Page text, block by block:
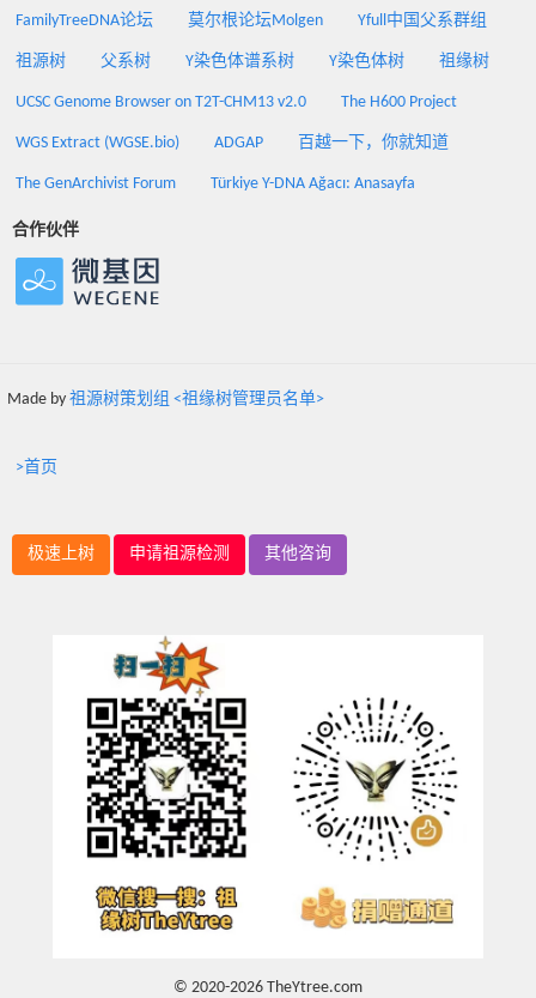
FamilyTreeDNA论坛 莫尔根论坛Molgen Yfull中国父系群组
祖源树 父系树 Y染色体谱系树 Y染色体树 祖缘树
UCSC Genome Browser on T2T-CHM13 v2.0 The H600 Project
WGS Extract (WGSE.bio) ADGAP 百越一下，你就知道
The GenArchivist Forum Türkiye Y-DNA Ağacı: Anasayfa
合作伙伴
Made by 祖源树策划组 <祖缘树管理员名单>
>首页
极速上树 申请祖源检测 其他咨询
© 2020-2026 TheYtree.com